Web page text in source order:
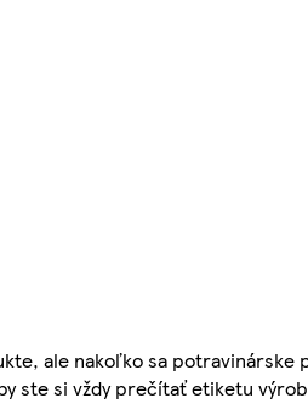
ale nakoľko sa potravinárske
ste si vždy prečítať etiketu